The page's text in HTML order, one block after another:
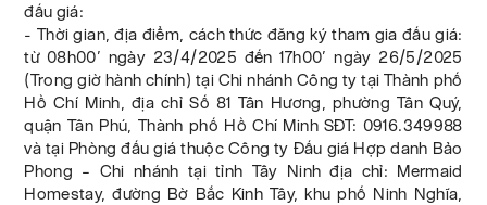
đấu giá:
- Thời gian, địa điểm, cách thức đăng ký tham gia đấu giá:
từ 08h00’ ngày 23/4/2025 đến 17h00’ ngày 26/5/2025
(Trong giờ hành chính) tại Chi nhánh Công ty tại Thành phố
Hồ Chí Minh, địa chỉ Số 81 Tân Hương, phường Tân Quý,
quận Tân Phú, Thành phố Hồ Chí Minh SĐT: 0916.349988
và tại Phòng đấu giá thuộc Công ty Đấu giá Hợp danh Bảo
Phong – Chi nhánh tại tỉnh Tây Ninh địa chỉ: Mermaid
Homestay, đường Bờ Bắc Kinh Tây, khu phố Ninh Nghĩa,